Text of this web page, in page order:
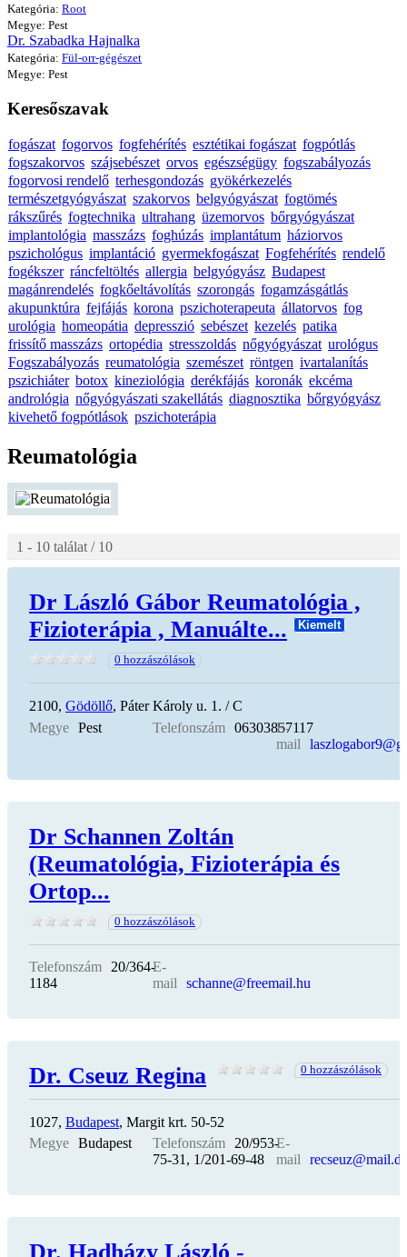
Kategória: Root
Megye: Pest
Dr. Szabadka Hajnalka
Kategória: Fül-orr-gégészet
Megye: Pest
Keresőszavak
fogászat fogorvos fogfehérítés esztétikai fogászat fogpótlás
fogszakorvos szájsebészet orvos egészségügy fogszabályozás
fogorvosi rendelő terhesgondozás gyökérkezelés
természetgyógyászat szakorvos belgyógyászat fogtömés
rákszűrés fogtechnika ultrahang üzemorvos bőrgyógyászat
implantológia masszázs foghúzás implantátum háziorvos
pszichológus implantáció gyermekfogászat Fogfehérítés rendelő
fogékszer ráncfeltöltés allergia belgyógyász Budapest
magánrendelés fogkőeltávolítás szorongás fogamzásgátlás
akupunktúra fejfájás korona pszichoterapeuta állatorvos fog
urológia homeopátia depresszió sebészet kezelés patika
frissítő masszázs ortopédia stresszoldás nőgyógyászat urológus
Fogszabályozás reumatológia szemészet röntgen ivartalanítás
pszichiáter botox kineziológia derékfájás koronák ekcéma
andrológia nőgyógyászati szakellátás diagnosztika bőrgyógyász
kivehető fogpótlások pszichoterápia
Reumatológia
1 - 10 találat / 10
Dr László Gábor Reumatológia ,
Fizioterápia , Manuálte...
Kiemelt
0 hozzászólások
2100, Gödöllő, Páter Károly u. 1. / C
Megye Pest Telefonszám 06303857117
E-
mail
Dr Schannen Zoltán
(Reumatológia, Fizioterápia és
Ortop...
0 hozzászólások
Telefonszám
20/364-
1184
E-
mail
schanne@freemail.hu
Dr. Cseuz Regina 0 hozzászólások
1027, Budapest, Margit krt. 50-52
Megye Budapest Telefonszám
20/953-
75-31, 1/201-69-48
E-
mail